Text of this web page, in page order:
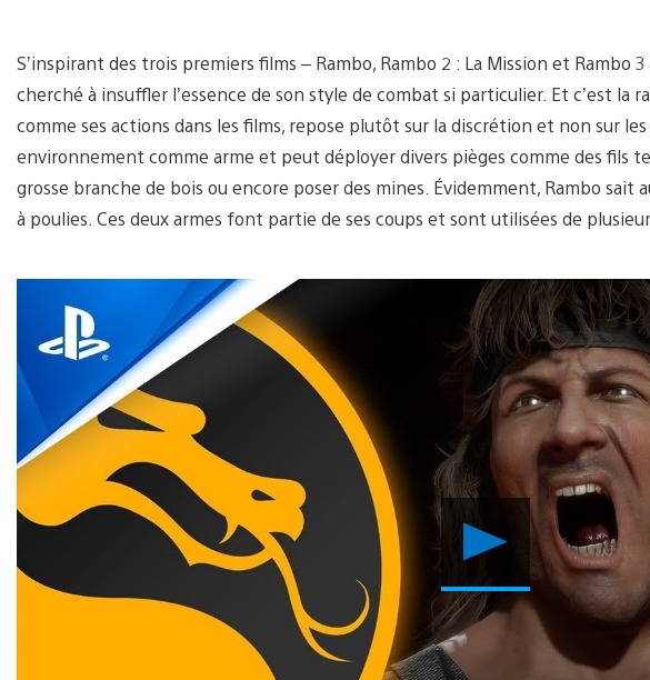
S’inspirant des trois premiers films – Rambo, Rambo 2 : La Mission et Rambo
cherché à insuffler l’essence de son style de combat si particulier. Et c’est la
comme ses actions dans les films, repose plutôt sur la discrétion et non sur
environnement comme arme et peut déployer divers pièges comme des fils
grosse branche de bois ou encore poser des mines. Évidemment, Rambo sait
à poulies. Ces deux armes font partie de ses coups et sont utilisées de
Lancer
la
vidéo